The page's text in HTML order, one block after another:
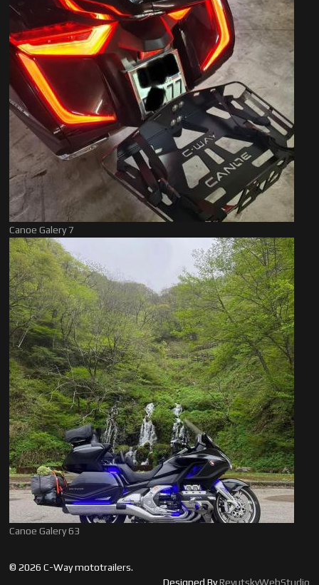
Canoe Galery 7
Canoe Galery 63
© 2026 C-Way mototrailers.
Designed ByRevutskyWebStudio